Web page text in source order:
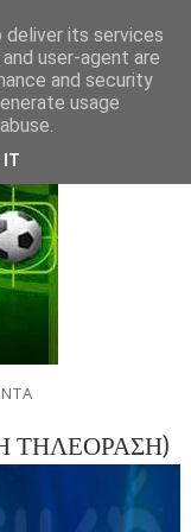
ΤΗΛΕΟΡΑΣΗ)
its services
user-agent are
and security
usage
IT